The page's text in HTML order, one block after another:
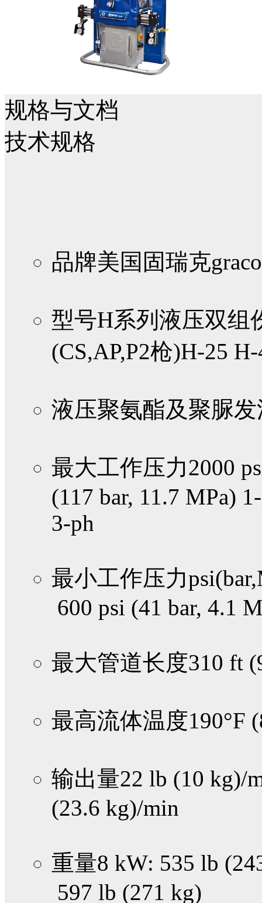
规格与文档
技术规格
品牌美国固瑞克graco
型号H系列液压双组
(CS,AP,P2枪)H-25
液压聚氨酯及聚脲
最大工作压力2000
(117 bar, 11.7 MPa)
3-ph
最小工作压力
600 psi (41 bar, 4.1
最大管道长度310 ft
最高流体温度190°F
输出量22 lb (10
(23.6 kg)/min
重量8 kW: 535 lb
597 lb (271 kg)